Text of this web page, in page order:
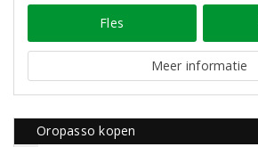
Fles
Meer informatie
Oropasso kopen